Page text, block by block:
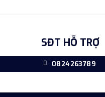
SĐT HỖ TRỢ
0824263789